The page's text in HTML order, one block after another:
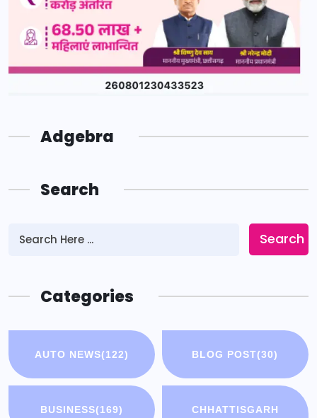
Adgebra
Search
Search
Categories
AUTO NEWS(122) BLOG POST(30)
BUSINESS(169)
CHHATTISGARH